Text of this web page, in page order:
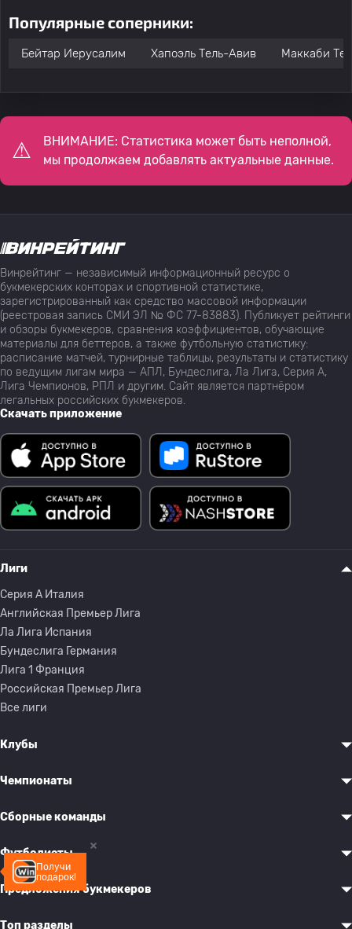
Популярные соперники:
Бейтар Иерусалим Хапоэль Тель-Авив Маккаби
ВНИМАНИЕ: Статистика может быть неполной,
мы продолжаем добавлять актуальные данные.
Получи
подарок!
Винрейтинг — независимый информационный ресурс о
букмекерских конторах и спортивной статистике,
зарегистрированный как средство массовой информации
(реестровая запись СМИ ЭЛ № ФС 77-83883). Публикует рейтинги
и обзоры букмекеров, сравнения коэффициентов, обучающие
материалы для беттеров, а также футбольную статистику:
расписание матчей, турнирные таблицы, результаты и статистику
по ведущим лигам мира — АПЛ, Бундеслига, Ла Лига, Серия А,
Лига Чемпионов, РПЛ и другим. Сайт является партнёром
легальных российских букмекеров.
Скачать приложение
Лиги
Серия A Италия
Английская Премьер Лига
Ла Лига Испания
Бундеслига Германия
Лига 1 Франция
Российская Премьер Лига
Все лиги
Клубы
Чемпионаты
Сборные команды
Футболисты
Предложения букмекеров
Топ разделы